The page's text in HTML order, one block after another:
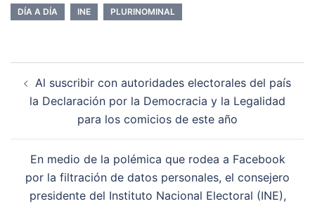
DÍA A DÍA INE PLURINOMINAL
de
entradas
Al suscribir con autoridades electorales del país
la Declaración por la Democracia y la Legalidad
para los comicios de este año
En medio de la polémica que rodea a Facebook
por la filtración de datos personales, el consejero
presidente del Instituto Nacional Electoral (INE),